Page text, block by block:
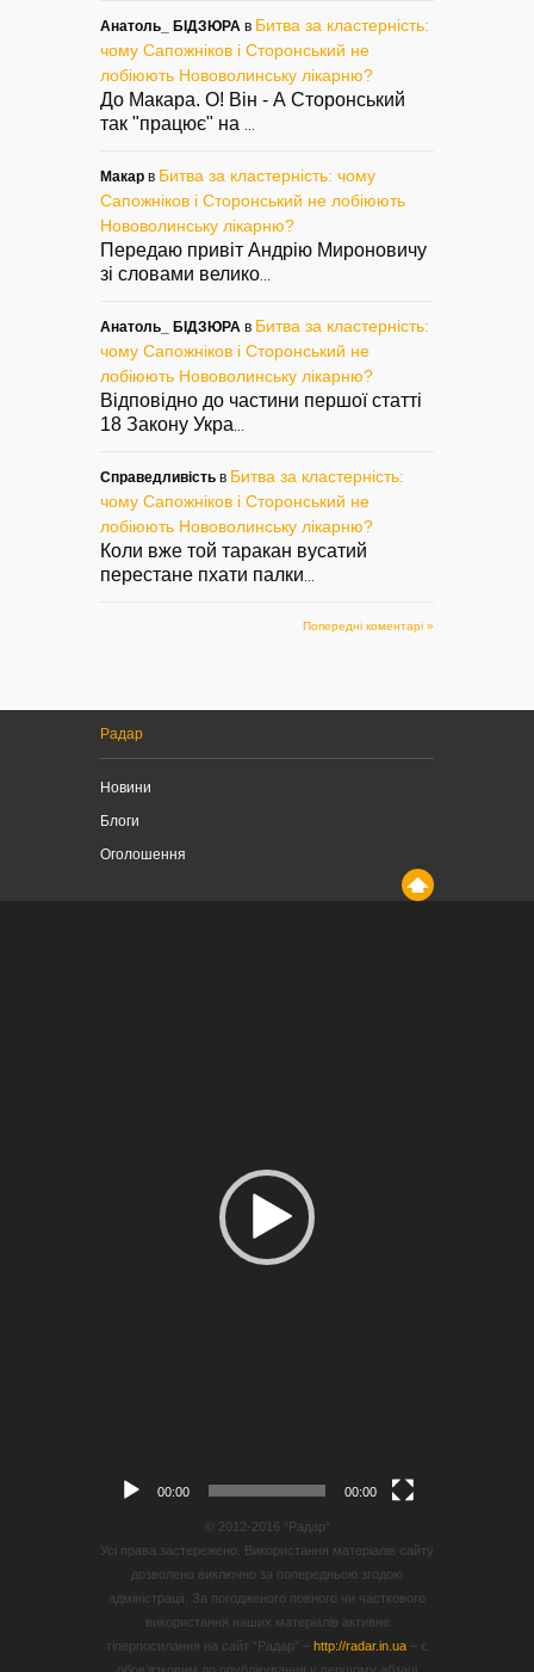
Анатоль_ БІДЗЮРА в Битва за кластерність:
чому Сапожніков і Сторонський не
лобіюють Нововолинську лікарню?
До Макара. О! Він - А Сторонський
так "працює" на
Макар в Битва за кластерність: чому
Сапожніков і Сторонський не лобіюють
Нововолинську лікарню?
Передаю привіт Андрію Мироновичу
зі словами велико
Анатоль_ БІДЗЮРА в Битва за кластерність:
чому Сапожніков і Сторонський не
лобіюють Нововолинську лікарню?
Відповідно до частини першої статті
18 Закону Укра
Справедливість в Битва за кластерність:
чому Сапожніков і Сторонський не
лобіюють Нововолинську лікарню?
Коли вже той таракан вусатий
перестане пхати палки
Попередні коментарі »
Радар
Новини
Блоги
Оголошення
00:00 00:00
© 2012-2016 “Радар”
Усі права застережено. Використання матеріалів сайту
дозволено виключно за попередньою згодою
адміністрації. За погодженого повного чи часткового
використання наших матеріалів активне
гіперпосилання на сайт “Радар” – http://radar.in.ua– є